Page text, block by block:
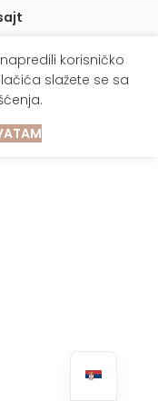
korisničko
slažete se sa
.